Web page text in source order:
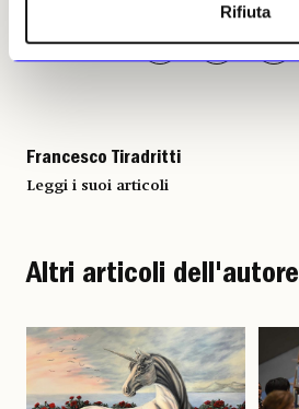
Rifiuta
Francesco Tiradritti
Leggi i suoi articoli
Altri articoli dell'autore